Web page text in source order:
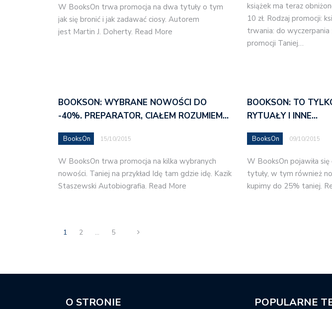
W BooksOn trwa promocja na dwa tytuły o tym
jak się bronić i jak zadawać ciosy. Autorem
jest Martin J. Doherty. Read More
książek ma teraz
10 zł. Rodzaj promocji:
trwania: do
promocji Taniej…
BOOKSON: WYBRANE NOWOŚCI DO
-40%. PREPARATOR, CIAŁEM ROZUMIEM…
BooksOn 15/10/2015
W BooksOn trwa promocja na kilka wybranych
nowości. Taniej na przykład Idę tam gdzie idę. Kazik
Staszewski Autobiografia. Read More
BOOKSON: TO
RYTUAŁY I INNE…
BooksOn 09/10/2015
W BooksOn pojawiła
tytuły, w tym również
kupimy do 25% taniej.
1 2 … 5
O STRONIE POPULARNE